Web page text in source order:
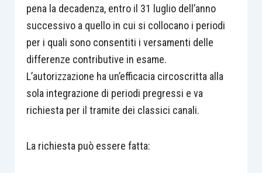
pena la decadenza, entro il 31 luglio dell’anno
successivo a quello in cui si collocano i periodi
per i quali sono consentiti i versamenti delle
differenze contributive in esame.
L’autorizzazione ha un’efficacia circoscritta alla
sola integrazione di periodi pregressi e va
richiesta per il tramite dei classici canali.
La richiesta può essere fatta: